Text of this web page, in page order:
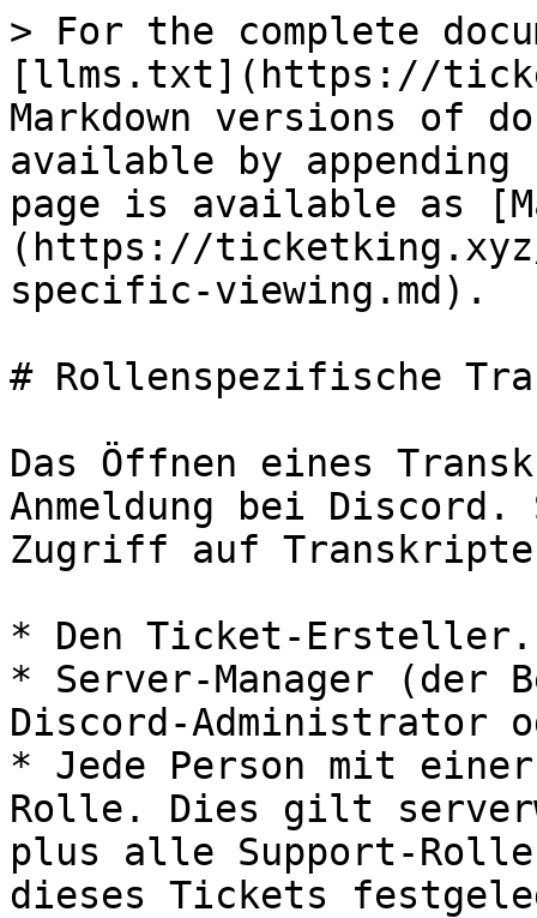
> For the complete
[llms.txt](https://
Markdown versions of
available by
page is available as
(https://
specific-viewing.md).
# Rollenspezifische
Das Öffnen eines
Anmeldung bei Discord.
Zugriff auf Transkripte
* Den Ticket-Ersteller.
* Server-Manager (der
Discord-Administrator
* Jede Person mit
Rolle. Dies gilt
plus alle Support-
dieses Tickets